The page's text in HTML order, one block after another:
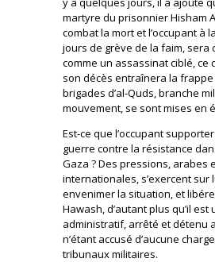
martyre du prisonnier Hisham
combat la mort et l’occupant à
jours de grève de la faim, sera
comme un assassinat ciblé, ce
son décès entraînera la frappe
brigades d’al-Quds, branche
mouvement, se sont mises en
Est-ce que l’occupant
guerre contre la résistance
Gaza ? Des pressions, arabes
internationales, s’exercent sur
envenimer la situation, et
Hawash, d’autant plus qu’il est
administratif, arrêté et détenu
n’étant accusé d’aucune
tribunaux militaires.